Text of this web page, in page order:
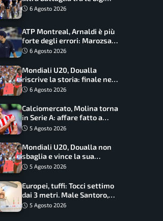
Longo Borghini sogna il
colpo
6 Agosto 2026
ATP Montreal, Arnaldi è più
forte degli errori: Marozsan
piegato dopo oltre due ore
6 Agosto 2026
Mondiali U20, Doualla
riscrive la storia: finale nei
100 metri dopo trent’anni
6 Agosto 2026
Calciomercato, Molina torna
in Serie A: affare fatto a
cifre sorprendenti
5 Agosto 2026
Mondiali U20, Doualla non
sbaglia e vince la sua
batteria sui 100 metri:
5 Agosto 2026
Europei, tuffi: Tocci settimo
dai 3 metri. Male Santoro,
Wesemann si prende l’oro
5 Agosto 2026